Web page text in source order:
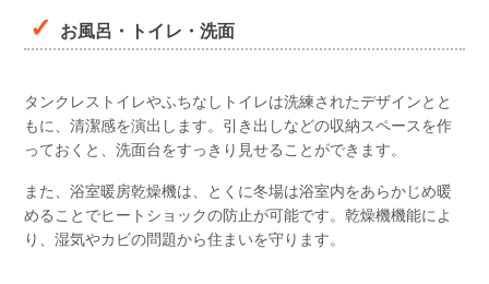
お風呂・トイレ・洗面
タンクレストイレやふちなしトイレは洗練されたデザインとと
もに、清潔感を演出します。引き出しなどの収納スペースを作
っておくと、洗面台をすっきり見せることができます。
また、浴室暖房乾燥機は、とくに冬場は浴室内をあらかじめ暖
めることでヒートショックの防止が可能です。乾燥機機能によ
り、湿気やカビの問題から住まいを守ります。